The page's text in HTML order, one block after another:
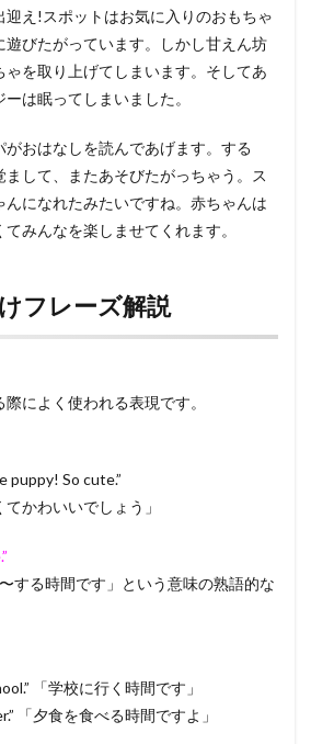
迎え!スポットはお気に入りのおもちゃ
遊びたがっています。しかし甘えん坊
を取り上げてしまいます。そしてあ
は眠ってしまいました。
がおはなしを読んであげます。する
まして、またあそびたがっちゃう。ス
んになれたみたいですね。赤ちゃんは
みんなを楽しませてくれます。
フレーズ解説
によく使われる表現です。
puppy! So cute.”
てかわいいでしょう」
する時間です」という意味の熟語的な
「学校に行く時間です」
「夕食を食べる時間ですよ」